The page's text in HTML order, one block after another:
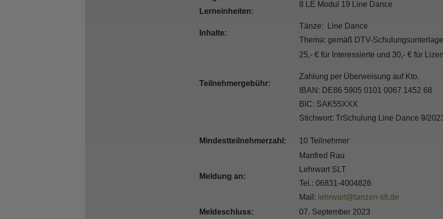
Lerneinheiten:
8 LE Modul 19 Line Dance
Inhalte:
Tänze: Line Dance
Thema: gemäß DTV-
Teilnehmergebühr:
25,- € für Interessierte und 30,- € für
Zahlung per Überweisung auf Kto.
IBAN: DE86 5905 0101 0067 1452 68
BIC: SAK55XXX
Stichwort: TrSchulung Line Dance 9/
Mindestteilnehmerzahl: 10 Teilnehmer
Meldung an:
Manfred Rau
Lehrwart SLT
Tel.: 06831-4004826
Mail: lehrwart@tanzen-slt.de
Meldeschluss:
07. September 2023